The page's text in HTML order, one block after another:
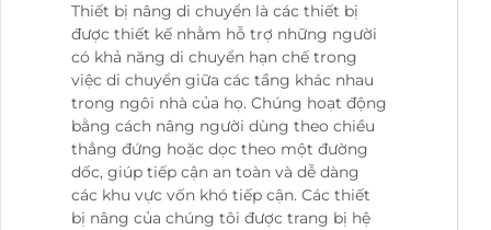
Thiết bị nâng di chuyển là các thiết bị
được thiết kế nhằm hỗ trợ những người
có khả năng di chuyển hạn chế trong
việc di chuyển giữa các tầng khác nhau
trong ngôi nhà của họ. Chúng hoạt động
bằng cách nâng người dùng theo chiều
thẳng đứng hoặc dọc theo một đường
dốc, giúp tiếp cận an toàn và dễ dàng
các khu vực vốn khó tiếp cận. Các thiết
bị nâng của chúng tôi được trang bị hệ